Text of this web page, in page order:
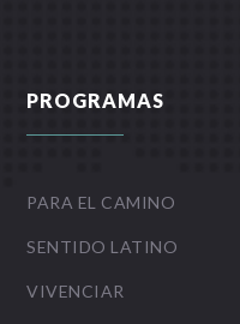
PROGRAMAS
PARA EL CAMINO
SENTIDO LATINO
VIVENCIAR